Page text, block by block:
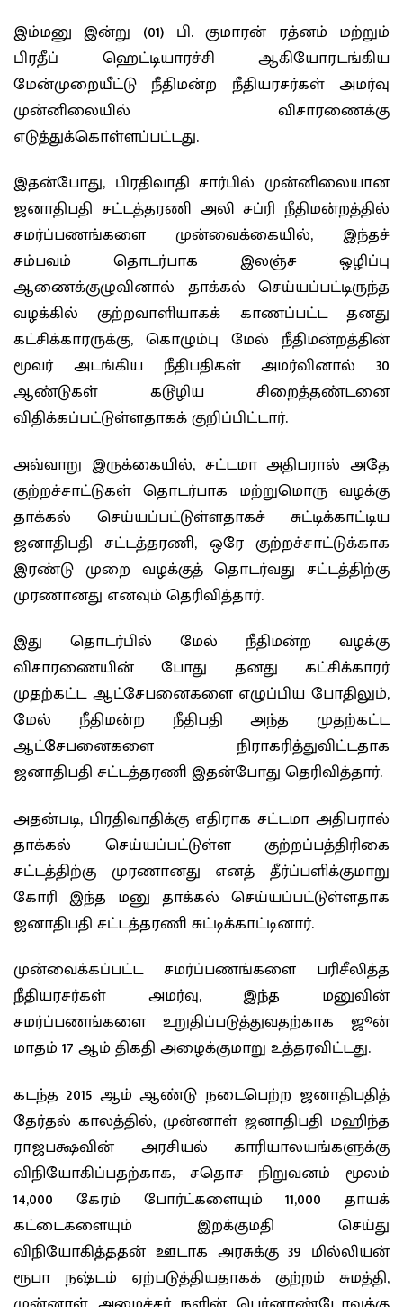
இம்மனு இன்று (01) பி. குமாரன் ரத்னம் மற்றும்
பிரதீப் ஹெட்டியாரச்சி ஆகியோரடங்கிய
மேன்முறையீட்டு நீதிமன்ற நீதியரசர்கள் அமர்வு
முன்னிலையில் விசாரணைக்கு
எடுத்துக்கொள்ளப்பட்டது.
இதன்போது, பிரதிவாதி சார்பில் முன்னிலையான
ஜனாதிபதி சட்டத்தரணி அலி சப்ரி நீதிமன்றத்தில்
சமர்ப்பணங்களை முன்வைக்கையில், இந்தச்
சம்பவம் தொடர்பாக இலஞ்ச ஒழிப்பு
ஆணைக்குழுவினால் தாக்கல் செய்யப்பட்டிருந்த
வழக்கில் குற்றவாளியாகக் காணப்பட்ட தனது
கட்சிக்காரருக்கு, கொழும்பு மேல் நீதிமன்றத்தின்
மூவர் அடங்கிய நீதிபதிகள் அமர்வினால் 30
ஆண்டுகள் கடூழிய சிறைத்தண்டனை
விதிக்கப்பட்டுள்ளதாகக் குறிப்பிட்டார்.
அவ்வாறு இருக்கையில், சட்டமா அதிபரால் அதே
குற்றச்சாட்டுகள் தொடர்பாக மற்றுமொரு வழக்கு
தாக்கல் செய்யப்பட்டுள்ளதாகச் சுட்டிக்காட்டிய
ஜனாதிபதி சட்டத்தரணி, ஒரே குற்றச்சாட்டுக்காக
இரண்டு முறை வழக்குத் தொடர்வது சட்டத்திற்கு
முரணானது எனவும் தெரிவித்தார்.
இது தொடர்பில் மேல் நீதிமன்ற வழக்கு
விசாரணையின் போது தனது கட்சிக்காரர்
முதற்கட்ட ஆட்சேபனைகளை எழுப்பிய போதிலும்,
மேல் நீதிமன்ற நீதிபதி அந்த முதற்கட்ட
ஆட்சேபனைகளை நிராகரித்துவிட்டதாக
ஜனாதிபதி சட்டத்தரணி இதன்போது தெரிவித்தார்.
அதன்படி, பிரதிவாதிக்கு எதிராக சட்டமா அதிபரால்
தாக்கல் செய்யப்பட்டுள்ள குற்றப்பத்திரிகை
சட்டத்திற்கு முரணானது எனத் தீர்ப்பளிக்குமாறு
கோரி இந்த மனு தாக்கல் செய்யப்பட்டுள்ளதாக
ஜனாதிபதி சட்டத்தரணி சுட்டிக்காட்டினார்.
முன்வைக்கப்பட்ட சமர்ப்பணங்களை பரிசீலித்த
நீதியரசர்கள் அமர்வு, இந்த மனுவின்
சமர்ப்பணங்களை உறுதிப்படுத்துவதற்காக ஜூன்
மாதம் 17 ஆம் திகதி அழைக்குமாறு உத்தரவிட்டது.
கடந்த 2015 ஆம் ஆண்டு நடைபெற்ற ஜனாதிபதித்
தேர்தல் காலத்தில், முன்னாள் ஜனாதிபதி மஹிந்த
ராஜபக்ஷவின் அரசியல் காரியாலயங்களுக்கு
விநியோகிப்பதற்காக, சதொச நிறுவனம் மூலம்
14,000 கேரம் போர்ட்களையும் 11,000 தாயக்
கட்டைகளையும் இறக்குமதி செய்து
விநியோகித்ததன் ஊடாக அரசுக்கு 39 மில்லியன்
ரூபா நஷ்டம் ஏற்படுத்தியதாகக் குற்றம் சுமத்தி,